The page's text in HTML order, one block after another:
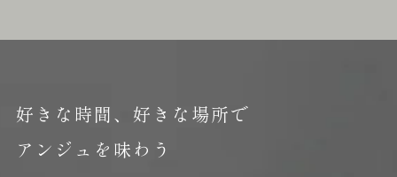
好きな時間、好きな場所で
アンジュを味わう